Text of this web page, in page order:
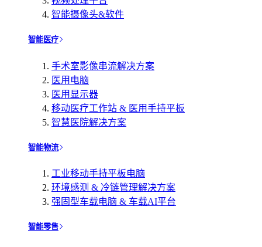
智能摄像头&软件
智能医疗
手术室影像串流解决方案
医用电脑
医用显示器
移动医疗工作站 & 医用手持平板
智慧医院解决方案
智能物流
工业移动手持平板电脑
环境感测 & 冷链管理解决方案
强固型车载电脑 & 车载AI平台
智能零售